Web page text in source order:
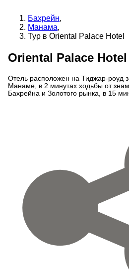
Бахрейн,
Манама,
Тур в Oriental Palace Hotel
Oriental Palace Hotel
Отель расположен на Тиджар-роуд
Манаме, в 2 минутах ходьбы от
Бахрейна и Золотого рынка, в 15